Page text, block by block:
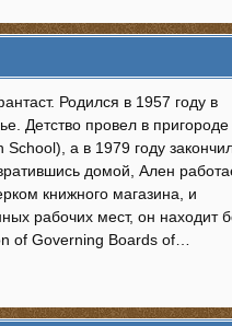
Родился в 1957 году в
Детство провел в пригороде
а в 1979 году
домой, Ален
книжного магазина, и
рабочих мест, он находит
of Governing Boards of…